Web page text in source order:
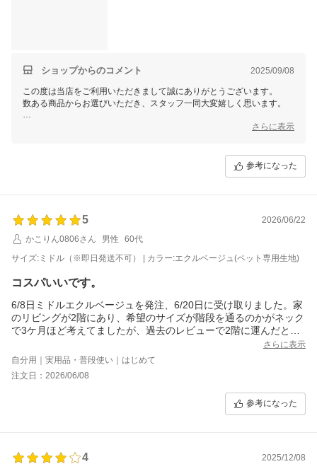
ショップからのコメント 2025/09/08
この度は当店をご利用いただきまして誠にありがとうございます。
数ある商品からお選びいただき、スタッフ一同大変嬉しく思います。
これからもお客様にご満足いただける商品をご提供できるようさらに表示
参考になった
5
2026/06/22
かこりん0806さん
男性
60代
サイズ:ミドル（※即日発送不可） | カラー:エクルベージュ(ペット専用生地)
コスパいいです。
6/8日ミドルエクルベージュを発注、6/20日に受け取りました。家
のリビングが2階にあり、希望のサイズが階段を通るのかがネック
で3ケ月ほど考えてましたが、過去のレビューで2階に運んだとの
記載があり、クーポン使えるうちにと決心しました。階段は手す
り部分を除くと幅70センチ、入口と出口が階段と直角で踊り場は
ありません。一番大きなフレームはぎりぎり通りました。ミドル
を選んだのは座席であぐらを組めるように、布地はネコがいるの
でペットＯＫな生地です。組み立てはソファをマジックテープで
家具店で見ると10万は軽く超えるので耐久性は数年たたないとわ
さらに表示
自分用｜実用品・普段使い｜はじめて
注文日：2026/06/08
参考になった
4
2025/12/08